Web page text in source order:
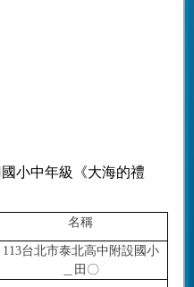
國小中年級《大海的禮
名稱
113台北市泰北高中附設國小
＿田〇